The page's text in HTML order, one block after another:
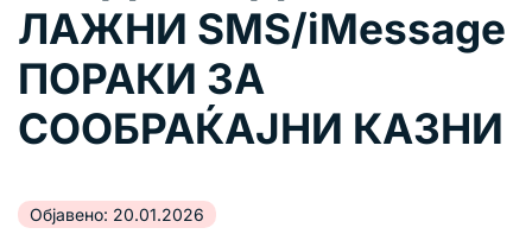
ЛАЖНИ SMS/iMessage
ПОРАКИ ЗА
СООБРАЌАЈНИ КАЗНИ
Објавено: 20.01.2026